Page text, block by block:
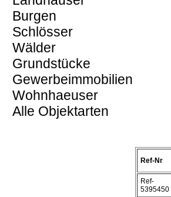
Burgen
Schlösser
Wälder
Grundstücke
Gewerbeimmobilien
Wohnhaeuser
Alle Objektarten
Ref-Nr
Ref-
5395450